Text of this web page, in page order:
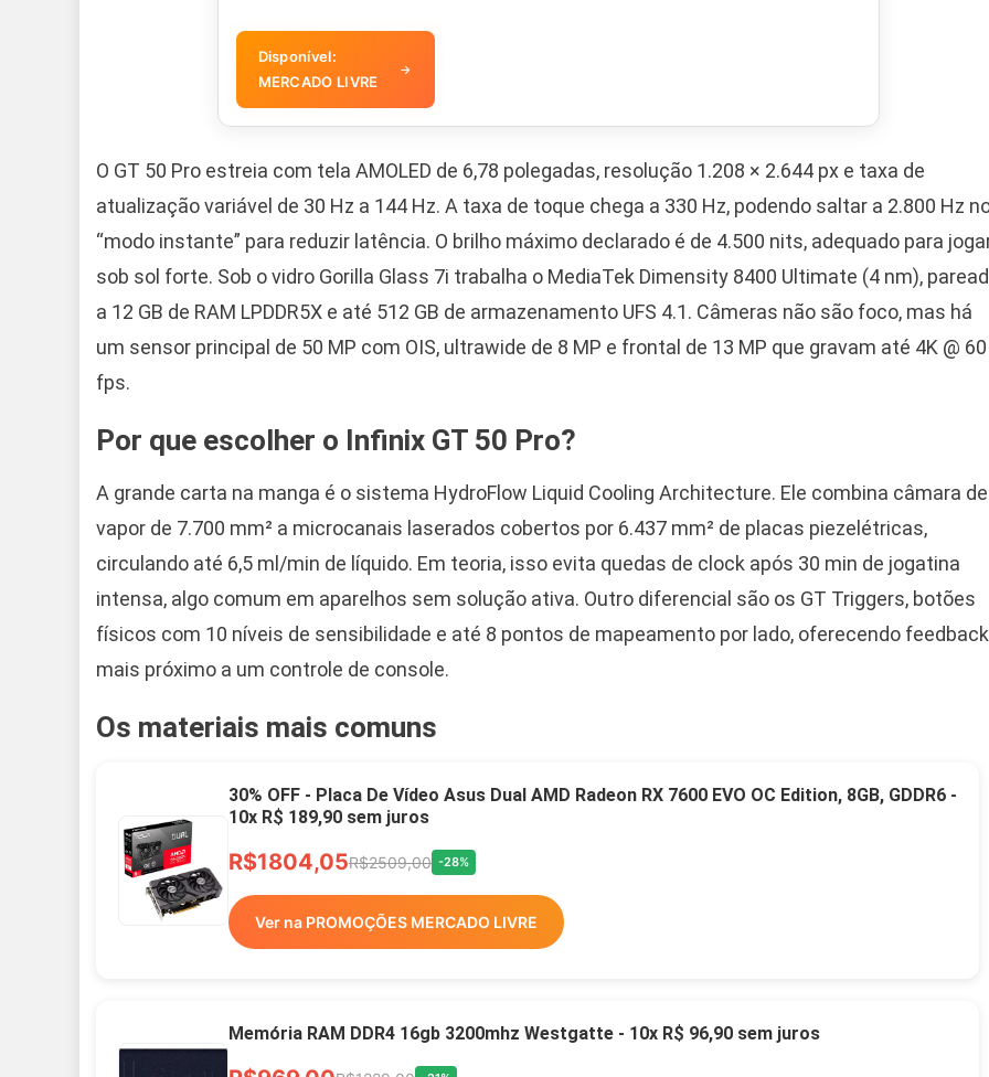
Disponível:
MERCADO LIVRE
→
O GT 50 Pro estreia com tela AMOLED de 6,78 polegadas, resolução 1.208 × 2.644 px e taxa de
atualização variável de 30 Hz a 144 Hz. A taxa de toque chega a 330 Hz, podendo saltar a 2.800 Hz
“modo instante” para reduzir latência. O brilho máximo declarado é de 4.500 nits, adequado para
sob sol forte. Sob o vidro Gorilla Glass 7i trabalha o MediaTek Dimensity 8400 Ultimate (4 nm),
a 12 GB de RAM LPDDR5X e até 512 GB de armazenamento UFS 4.1. Câmeras não são foco, mas há
um sensor principal de 50 MP com OIS, ultrawide de 8 MP e frontal de 13 MP que gravam até 4K @ 60
fps.
Por que escolher o Infinix GT 50 Pro?
A grande carta na manga é o sistema HydroFlow Liquid Cooling Architecture. Ele combina câmara de
vapor de 7.700 mm² a microcanais laserados cobertos por 6.437 mm² de placas piezelétricas,
circulando até 6,5 ml/min de líquido. Em teoria, isso evita quedas de clock após 30 min de jogatina
intensa, algo comum em aparelhos sem solução ativa. Outro diferencial são os GT Triggers, botões
físicos com 10 níveis de sensibilidade e até 8 pontos de mapeamento por lado, oferecendo feedback
mais próximo a um controle de console.
Os materiais mais comuns
30% OFF - Placa De Vídeo Asus Dual AMD Radeon RX 7600 EVO OC Edition, 8GB, GDDR6 -
10x R$ 189,90 sem juros
R$1804,05R$2509,00 -28%
Ver na PROMOÇÕES MERCADO LIVRE
Memória RAM DDR4 16gb 3200mhz Westgatte - 10x R$ 96,90 sem juros